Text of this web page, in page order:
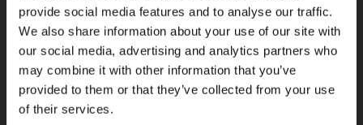
provide social media features and to analyse our traffic.
We also share information about your use of our site with
our social media, advertising and analytics partners who
may combine it with other information that you’ve
provided to them or that they’ve collected from your use
of their services.